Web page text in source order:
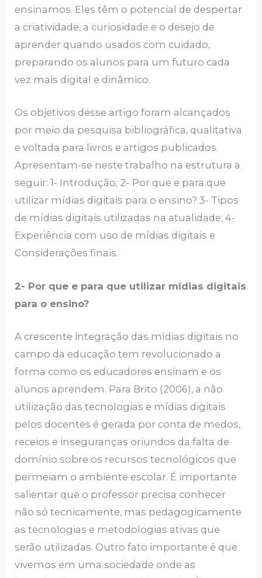
ensinamos. Eles têm o potencial de despertar
a criatividade, a curiosidade e o desejo de
aprender quando usados com cuidado,
preparando os alunos para um futuro cada
vez mais digital e dinâmico.
Os objetivos desse artigo foram alcançados
por meio da pesquisa bibliográfica, qualitativa
e voltada para livros e artigos publicados.
Apresentam-se neste trabalho na estrutura a
seguir: 1- Introdução; 2- Por que e para que
utilizar mídias digitais para o ensino? 3- Tipos
de mídias digitais utilizadas na atualidade; 4-
Experiência com uso de mídias digitais e
Considerações finais.
2- Por que e para que utilizar mídias digitais
para o ensino?
A crescente integração das mídias digitais no
campo da educação tem revolucionado a
forma como os educadores ensinam e os
alunos aprendem. Para Brito (2006), a não
utilização das tecnologias e mídias digitais
pelos docentes é gerada por conta de medos,
receios e inseguranças oriundos da falta de
domínio sobre os recursos tecnológicos que
permeiam o ambiente escolar. É importante
salientar que o professor precisa conhecer
não só tecnicamente, mas pedagogicamente
as tecnologias e metodologias ativas que
serão utilizadas. Outro fato importante é que
vivemos em uma sociedade onde as